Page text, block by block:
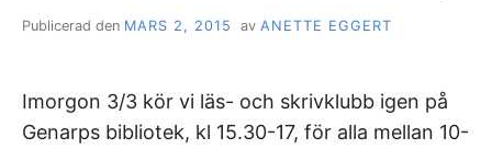
Publicerad den MARS 2, 2015 av ANETTE EGGERT
Imorgon 3/3 kör vi läs- och skrivklubb igen på
Genarps bibliotek, kl 15.30-17, för alla mellan 10-